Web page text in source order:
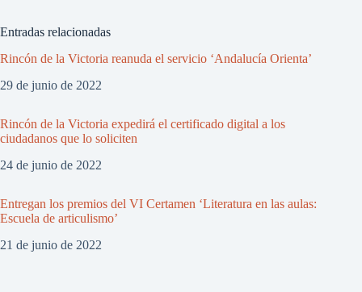
Entradas relacionadas
Rincón de la Victoria reanuda el servicio ‘Andalucía Orienta’
29 de junio de 2022
Rincón de la Victoria expedirá el certificado digital a los
ciudadanos que lo soliciten
24 de junio de 2022
Entregan los premios del VI Certamen ‘Literatura en las aulas:
Escuela de articulismo’
21 de junio de 2022